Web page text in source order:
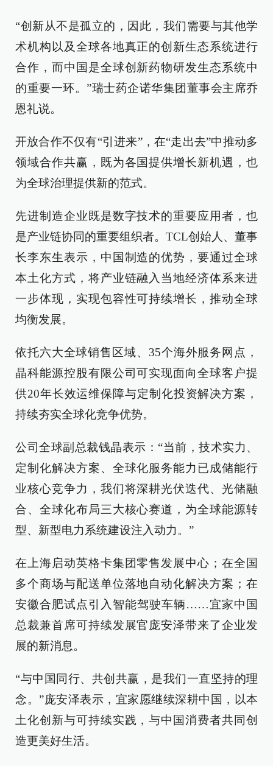
“创新从不是孤立的，因此，我们需要与其他学
术机构以及全球各地真正的创新生态系统进行
合作，而中国是全球创新药物研发生态系统中
的重要一环。”瑞士药企诺华集团董事会主席乔
恩礼说。
开放合作不仅有“引进来”，在“走出去”中推动多
领域合作共赢，既为各国提供增长新机遇，也
为全球治理提供新的范式。
先进制造企业既是数字技术的重要应用者，也
是产业链协同的重要组织者。TCL创始人、董事
长李东生表示，中国制造的优势，要通过全球
本土化方式，将产业链融入当地经济体系来进
一步体现，实现包容性可持续增长，推动全球
均衡发展。
依托六大全球销售区域、35个海外服务网点，
晶科能源控股有限公司可实现面向全球客户提
供20年长效运维保障与定制化投资解决方案，
持续夯实全球化竞争优势。
公司全球副总裁钱晶表示：“当前，技术实力、
定制化解决方案、全球化服务能力已成储能行
业核心竞争力，我们将深耕光伏迭代、光储融
合、全球化布局三大核心赛道，为全球能源转
型、新型电力系统建设注入动力。”
在上海启动英格卡集团零售发展中心；在全国
多个商场与配送单位落地自动化解决方案；在
安徽合肥试点引入智能驾驶车辆……宜家中国
总裁兼首席可持续发展官庞安泽带来了企业发
展的新消息。
“与中国同行、共创共赢，是我们一直坚持的理
念。”庞安泽表示，宜家愿继续深耕中国，以本
土化创新与可持续实践，与中国消费者共同创
造更美好生活。